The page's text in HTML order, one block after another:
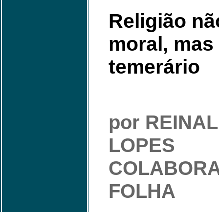
Religião
moral,
temerário
por
LOPES
FOLHA